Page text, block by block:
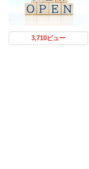
3,710ビュー